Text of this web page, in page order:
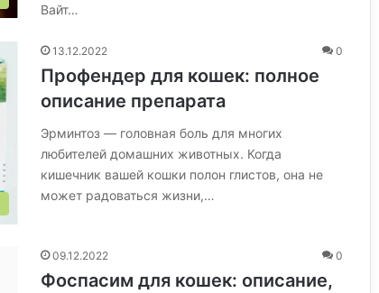
Вайт…
13.12.2022 0
Профендер для кошек: полное
описание препарата
Эрминтоз — головная боль для многих
любителей домашних животных. Когда
кишечник вашей кошки полон глистов, она не
может радоваться жизни,…
09.12.2022 0
Фоспасим для кошек: описание,